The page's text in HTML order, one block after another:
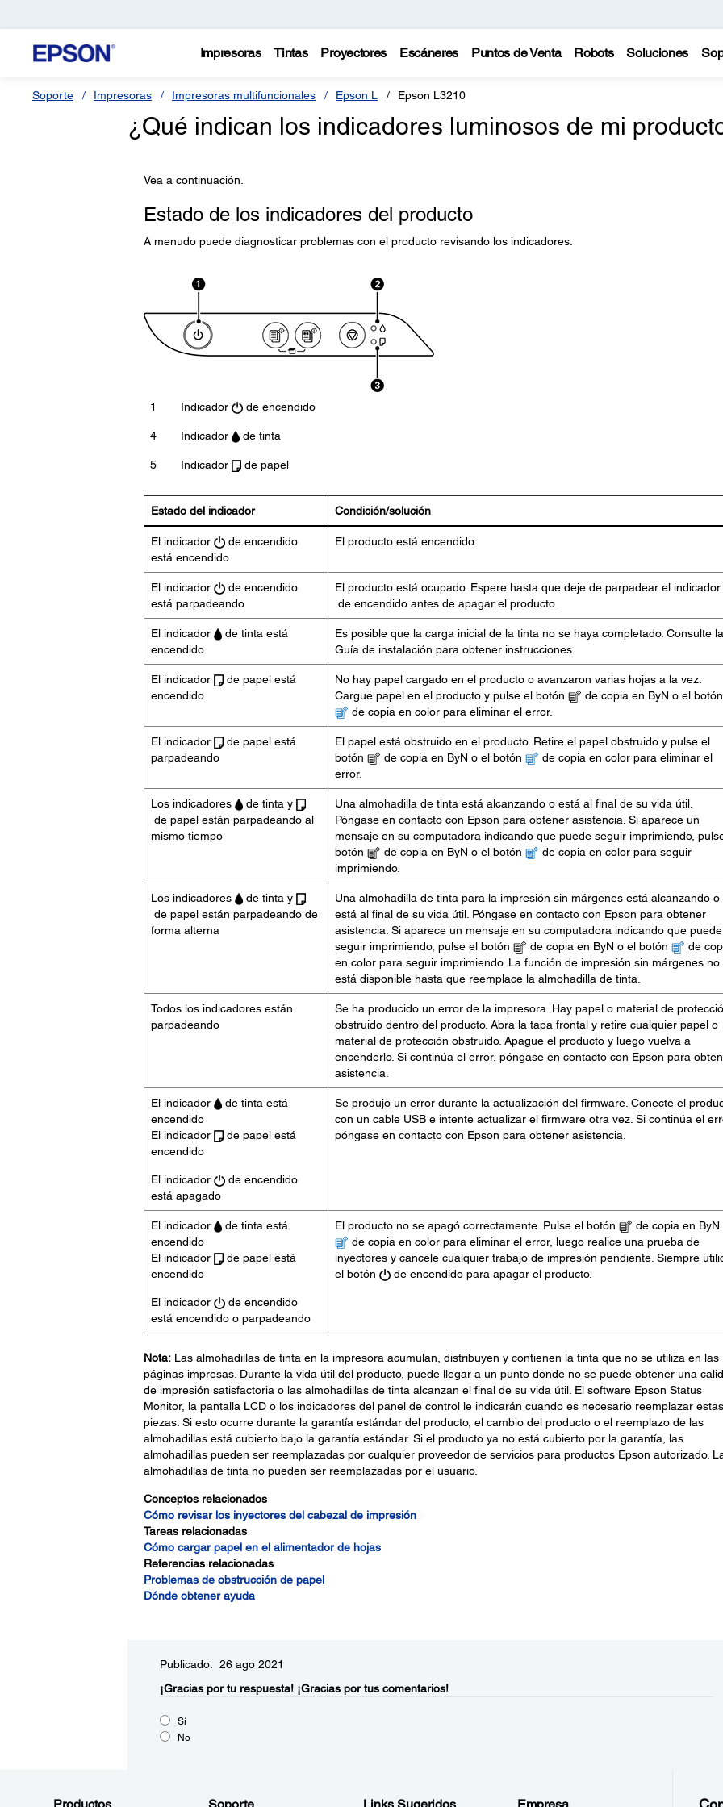
Impresoras Tintas Proyectores Escáneres Puntos de Venta Robots Soluciones
Soporte Impresoras Impresoras multifuncionales Epson L Epson L3210
¿Qué indican los indicadores luminosos de mi
Vea a continuación.
Estado de los indicadores del producto
A menudo puede diagnosticar problemas con el producto revisando los indicadores.
1 Indicador de encendido
4 Indicador de tinta
5 Indicador de papel
Estado del indicador Condición/solución
El indicador
de encendido
está encendido
El producto está encendido.
El indicador
de encendido
está parpadeando
El producto está ocupado. Espere hasta que deje de parpadear el indicador
de encendido antes de apagar el producto.
El indicador
de tinta está
encendido
Es posible que la carga inicial de la tinta no se haya completado. Consulte la
Guía de instalación para obtener instrucciones.
El indicador
de papel está
encendido
No hay papel cargado en el producto o avanzaron varias hojas a la vez.
Cargue papel en el producto y pulse el botón
de copia en ByN o el botón
de copia en color para eliminar el error.
El indicador
de papel está
parpadeando
El papel está obstruido en el producto. Retire el papel obstruido y pulse el
botón
de copia en ByN o el botón
de copia en color para eliminar el
error.
Los indicadores
de tinta y
de papel están parpadeando al
mismo tiempo
Una almohadilla de tinta está alcanzando o está al final de su vida útil.
Póngase en contacto con Epson para obtener asistencia. Si aparece un
mensaje en su computadora indicando que puede seguir imprimiendo,
botón
de copia en ByN o el botón
de copia en color para seguir
imprimiendo.
Los indicadores
de tinta y
de papel están parpadeando de
forma alterna
Una almohadilla de tinta para la impresión sin márgenes está alcanzando o
está al final de su vida útil. Póngase en contacto con Epson para obtener
asistencia. Si aparece un mensaje en su computadora indicando que puede
seguir imprimiendo, pulse el botón
de copia en ByN o el botón
de
en color para seguir imprimiendo. La función de impresión sin márgenes no
está disponible hasta que reemplace la almohadilla de tinta.
Todos los indicadores están
parpadeando
Se ha producido un error de la impresora. Hay papel o material de
obstruido dentro del producto. Abra la tapa frontal y retire cualquier papel o
material de protección obstruido. Apague el producto y luego vuelva a
encenderlo. Si continúa el error, póngase en contacto con Epson para
asistencia.
El indicador
de tinta está
encendido
El indicador
de papel está
encendido
El indicador
de encendido
está apagado
Se produjo un error durante la actualización del firmware. Conecte el
con un cable USB e intente actualizar el firmware otra vez. Si continúa el
póngase en contacto con Epson para obtener asistencia.
El indicador
de tinta está
encendido
El indicador
de papel está
encendido
El indicador
de encendido
está encendido o parpadeando
El producto no se apagó correctamente. Pulse el botón
de copia en ByN
de copia en color para eliminar el error, luego realice una prueba de
inyectores y cancele cualquier trabajo de impresión pendiente. Siempre
el botón
de encendido para apagar el producto.
Nota:Las almohadillas de tinta en la impresora acumulan, distribuyen y contienen la tinta que no se utiliza en las
páginas impresas. Durante la vida útil del producto, puede llegar a un punto donde no se puede obtener una
de impresión satisfactoria o las almohadillas de tinta alcanzan el final de su vida útil. El software Epson Status
Monitor, la pantalla LCD o los indicadores del panel de control le indicarán cuando es necesario reemplazar estas
piezas. Si esto ocurre durante la garantía estándar del producto, el cambio del producto o el reemplazo de las
almohadillas está cubierto bajo la garantía estándar. Si el producto ya no está cubierto por la garantía, las
almohadillas pueden ser reemplazadas por cualquier proveedor de servicios para productos Epson autorizado.
almohadillas de tinta no pueden ser reemplazadas por el usuario.
Conceptos relacionados
Cómo revisar los inyectores del cabezal de impresión
Tareas relacionadas
Cómo cargar papel en el alimentador de hojas
Referencias relacionadas
Problemas de obstrucción de papel
Dónde obtener ayuda
Publicado: 26 ago 2021
¡Gracias por tu respuesta! ¡Gracias por tus comentarios!
Sí
No